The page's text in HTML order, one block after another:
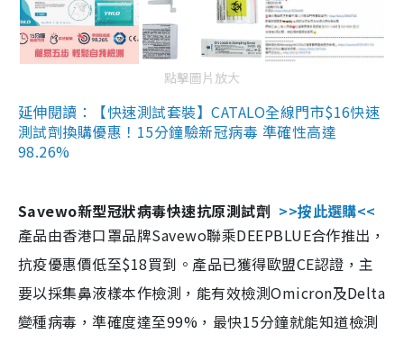
點擊圖片放大
延伸閱讀：【快速測試套裝】CATALO全線門市$16快速
測試劑換購優惠！15分鐘驗新冠病毒 準確性高達
98.26%
Savewo新型冠狀病毒快速抗原測試劑 >>按此選購<<
產品由香港口罩品牌Savewo聯乘DEEPBLUE合作推出，
抗疫優惠價低至$18買到。產品已獲得歐盟CE認證，主
要以採集鼻液樣本作檢測，能有效檢測Omicron及Delta
變種病毒，準確度達至99%，最快15分鐘就能知道檢測